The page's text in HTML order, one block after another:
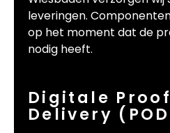
leveringen.
op het moment dat de
nodig heeft.
Digitale
Delivery